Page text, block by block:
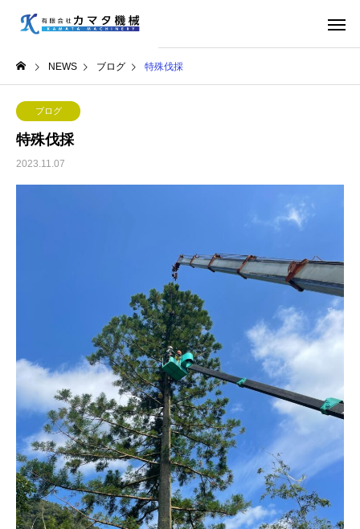
NEWS ブログ 特殊伐採
ブログ
特殊伐採
2023.11.07